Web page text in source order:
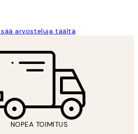
arvosteluja täältä
NOPEA TOIMITUS